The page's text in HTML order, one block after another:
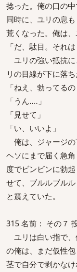
捻った。俺の口の
同時に、ユリの息も
荒くなった。俺は、
「だ、駄目。それは
ユリの強い抵抗
リの目線が下に落ち
「ねえ、勃ってるの
「うん‥‥」
「見せて」
「い、いいよ」
俺は、ジャージの
ヘソにまで届く急角
度でビンビンに勃
せて、ブルルブルル
と震えていた。
315 名前： その７
ユリは白い指で
の俺は、まだ仮性包
茎で自分で剥かな